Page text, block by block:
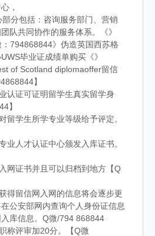
，
分包括：咨询服务部门、营销
队共同协作的服务体系。《》
794868844》伪造英国西苏格
毕业证成绩单购买《》
of Scotland diplomaoffer留信
】
认证可证明留学生真实留学身
】
留学生所学专业等级给予评定。
业人才认证中心颁发入库证书。
网证书并且可以归档到地方【Q
得留信网入网的信息将会逐步更
公安部网内查询个人身份证信息
库信息。Q微/794 868844
称评审加20分。【Q微